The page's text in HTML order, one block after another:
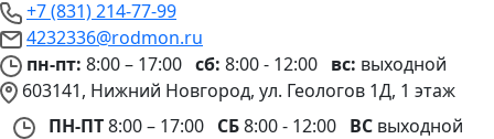
+7 (831) 214-77-99
4232336@rodmon.ru
пн-пт: 8:00 – 17:00 сб: 8:00 - 12:00 вс: выходной
603141, Нижний Новгород, ул. Геологов 1Д, 1 этаж
ПН-ПТ8:00 – 17:00 СБ8:00 - 12:00 ВС выходной